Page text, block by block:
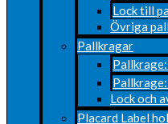
Lock till
Övriga
Pallkragar
Lock och
Placard Label